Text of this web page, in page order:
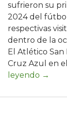
sufrieron su
2024 del
respectivas
dentro de la
El Atlético San
Cruz Azul en el